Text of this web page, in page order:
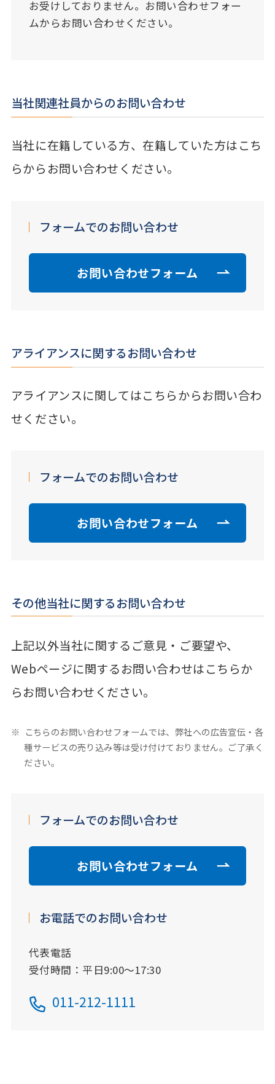
お受けしておりません。お問い合わせフォー
ムからお問い合わせください。
当社関連社員からのお問い合わせ
当社に在籍している方、在籍していた方はこち
らからお問い合わせください。
フォームでのお問い合わせ
お問い合わせフォーム
アライアンスに関するお問い合わせ
アライアンスに関してはこちらからお問い合わ
せください。
フォームでのお問い合わせ
お問い合わせフォーム
その他当社に関するお問い合わせ
上記以外当社に関するご意見・ご要望や、
Webページに関するお問い合わせはこちらか
らお問い合わせください。
こちらのお問い合わせフォームでは、弊社への広告宣伝・各
種サービスの売り込み等は受け付けておりません。ご了承く
ださい。
フォームでのお問い合わせ
お問い合わせフォーム
お電話でのお問い合わせ
代表電話
受付時間：平日9:00～17:30
011-212-1111